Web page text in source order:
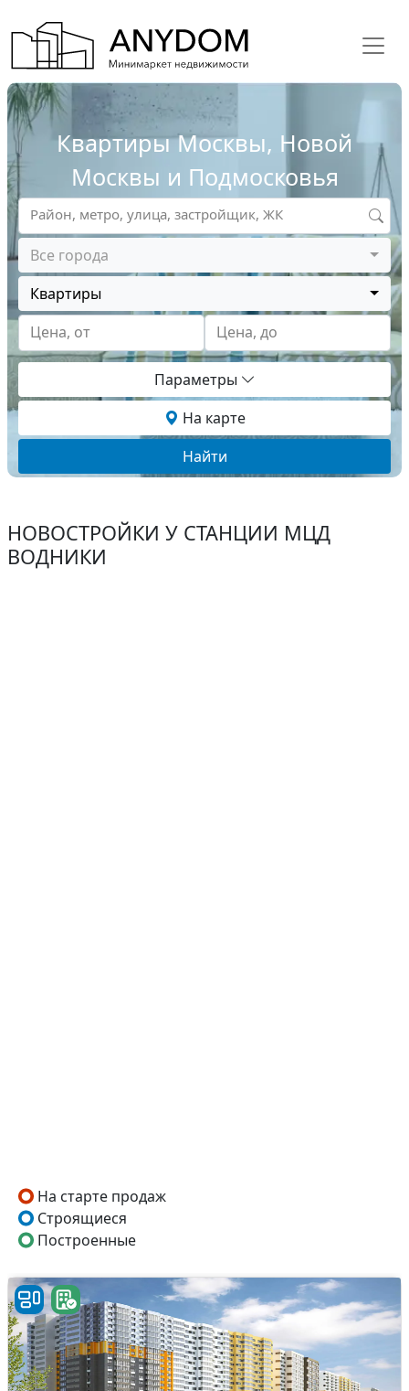
Квартиры Москвы, Новой
Москвы и Подмосковья
Все города
Квартиры
Цена, от
Цена, до
Район, метро, улица, застройщик, ЖК
Параметры
На карте
Найти
НОВОСТРОЙКИ У СТАНЦИИ МЦД
ВОДНИКИ
На старте продаж
Строящиеся
Построенные